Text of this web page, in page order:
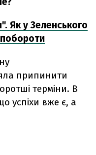
Як у Зеленського
припинити
терміни. В
успіхи вже є, а